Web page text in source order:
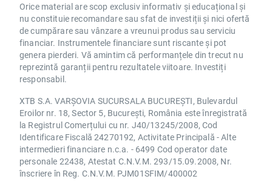
Orice material are scop exclusiv informativ și educațional și
nu constituie recomandare sau sfat de investiții și nici ofertă
de cumpărare sau vânzare a vreunui produs sau serviciu
financiar. Instrumentele financiare sunt riscante și pot
genera pierderi. Vă amintim că performanțele din trecut nu
reprezintă garanții pentru rezultatele viitoare. Investiți
responsabil.
XTB S.A. VARȘOVIA SUCURSALA BUCUREȘTI, Bulevardul
Eroilor nr. 18, Sector 5, București, România este înregistrată
la Registrul Comerțului cu nr. J40/13245/2008, Cod
Identificare Fiscală 24270192, Activitate Principală - Alte
intermedieri financiare n.c.a. - 6499 Cod operator date
personale 22438, Atestat C.N.V.M. 293/15.09.2008, Nr.
înscriere în Reg. C.N.V.M. PJM01SFIM/400002